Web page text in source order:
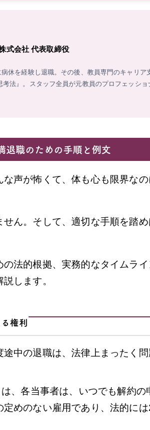
式会社 代表取締役
休を経験し退職。その後、教員専門のキャリア
法』。スタッフ全員が元教員のプロフェッシ
退職のための手順と例文
声が怖くて、体も心も限界な
ん。そして、適切な手順を踏
法的根拠、実務的なタイムラ
します。
権利
中の退職は、法律上まったく問
、各当事者は、いつでも解約の
めのない雇用であり、法的に